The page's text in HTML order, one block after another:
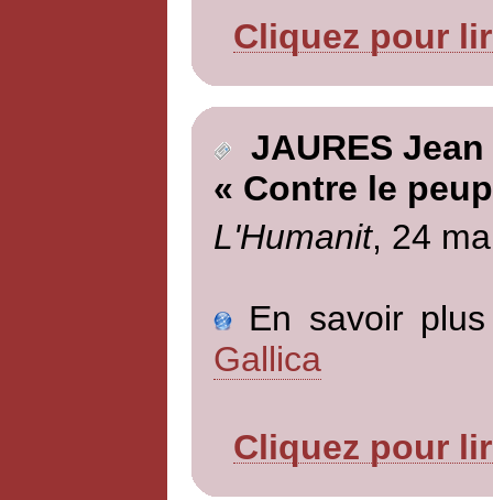
Cliquez pour
JAURES Jean
« Contre le
L'Humanit, 24
En savoir
Gallica
Cliquez pour